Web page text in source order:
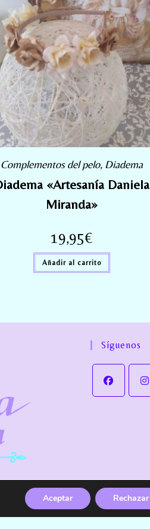
Complementos del pelo, Diadema
«Artesanía Daniela
Miranda»
19,95€
Añadir al carrito
Síguenos
Aceptar Rechazar